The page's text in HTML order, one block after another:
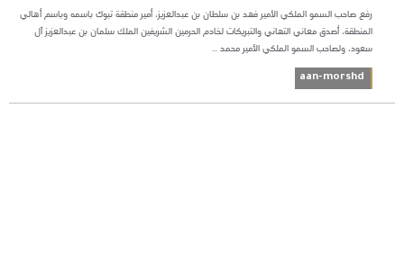
رفع صاحب السمو الملكي الأمير فهد بن سلطان بن عبدالعزيز، أمير منطقة تبوك باسمه وباسم أهالي
المنطقة، أصدق معاني التهاني والتبريكات لخادم الحرمين الشريفين الملك سلمان بن عبدالعزيز آل
سعود، ولصاحب السمو الملكي الأمير محمد ...
aan-morshd